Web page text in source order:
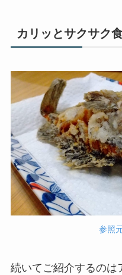
カリッとサクサク
参照
続いてご紹介するのは